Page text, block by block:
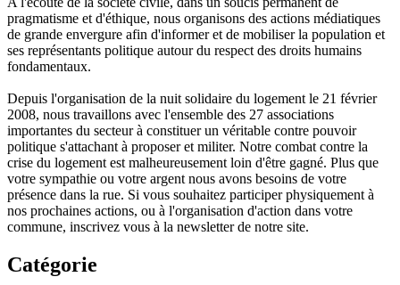
pragmatisme et d'éthique, nous organisons des actions médiatiques
de grande envergure afin d'informer et de mobiliser la population et
ses représentants politique autour du respect des droits humains
fondamentaux.
Depuis l'organisation de la nuit solidaire du logement le 21 février
2008, nous travaillons avec l'ensemble des 27 associations
importantes du secteur à constituer un véritable contre pouvoir
politique s'attachant à proposer et militer. Notre combat contre la
crise du logement est malheureusement loin d'être gagné. Plus que
votre sympathie ou votre argent nous avons besoins de votre
présence dans la rue. Si vous souhaitez participer physiquement à
nos prochaines actions, ou à l'organisation d'action dans votre
commune, inscrivez vous à la newsletter de notre site.
Catégorie